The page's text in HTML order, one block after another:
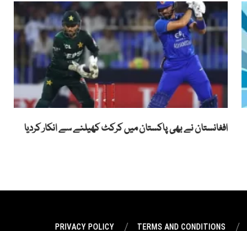
افغانستان نے بھی پاکستان میں کرکٹ کھیلنے سے انکار کردیا
TERMS AND CONDITIONS
PRIVACY POLICY